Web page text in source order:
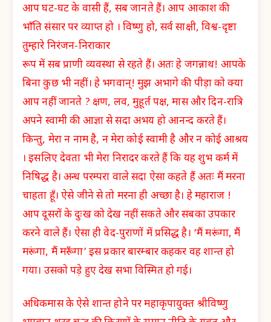
आप घट-घट के वासी हैं, सब जानते हैं। आप आकाश की
भाँति संसार पर व्याप्त हो । विष्णु हो, सर्व साक्षी, विश्व-दृष्टा
तुम्हारे निरंजन-निराकार
रूप में सब प्राणी व्यवस्था से रहते हैं। अतः हे जगन्नाथ! आपके
बिना कुछ भी नहीं। हे भगवान्! मुझ अभागे की पीड़ा को क्या
आप नहीं जानते ? क्षण, लव, मुहूर्त पक्ष, मास और दिन-रात्रि
अपने स्वामी की आज्ञा से सदा अभय हो आनन्द करते हैं।
किन्तु, मेरा न नाम है, न मेरा कोई स्वामी है और न कोई आश्रय
। इसलिए देवता भी मेरा निरादर करते हैं कि यह शुभ कर्म में
निषिद्ध है। अन्ध परम्परा वाले सदा ऐसा कहते हैं अतः मैं मरना
चाहता हूँ। ऐसे जीने से तो मरना ही अच्छा है। हे महाराज !
आप दूसरों के दुःख को देख नहीं सकते और सबका उपकार
करने वाले हैं। ऐसा ही वेद-पुराणों में प्रसिद्ध है। ‘मैं मरूंगा, मैं
मरूंगा, मैं मरूँगा’ इस प्रकार बारम्बार कहकर वह शान्त हो
गया। उसको पड़े हुए देख सभा विस्मित हो गई।
अधिकमास के ऐसे शान्त होने पर महाकृपायुक्त श्रीविष्णु